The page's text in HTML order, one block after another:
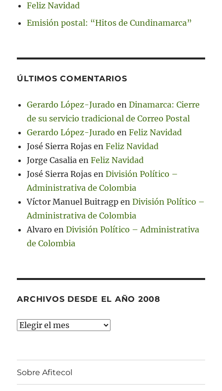
Feliz Navidad
Emisión postal: “Hitos de Cundinamarca”
ÚLTIMOS COMENTARIOS
Gerardo López-Jurado enDinamarca: Cierre
de su servicio tradicional de Correo Postal
Gerardo López-Jurado enFeliz Navidad
José Sierra Rojas enFeliz Navidad
Jorge Casalia enFeliz Navidad
José Sierra Rojas enDivisión Político –
Administrativa de Colombia
Víctor Manuel Buitragp enDivisión Político –
Administrativa de Colombia
Alvaro enDivisión Político – Administrativa
de Colombia
ARCHIVOS DESDE EL AÑO 2008
Archivos
Sobre Afitecol